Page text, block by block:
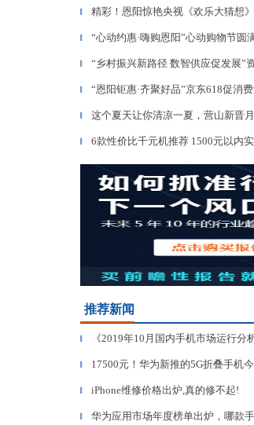
▎ 精彩！恩阳惊艳央视《欢乐大猜想》
▎ “心动约惠·嗨购恩阳”心动购物节圆
▎ ​“乡村振兴新路径 数智供应促发展”
▎ “恩阳钜惠·齐聚好品”京东618促消
▎ 这个夏天让你清凉一夏，营山新晋
▎ 6款性价比千元机推荐 1500元以内
推荐新闻
▎ 《2019年10月国内手机市场运行分
▎ 17500元！华为新推的5G折叠手机
▎ iPhone维修价格出炉,真的修不起!
▎ 华为应用市场年度榜单出炉，哪款